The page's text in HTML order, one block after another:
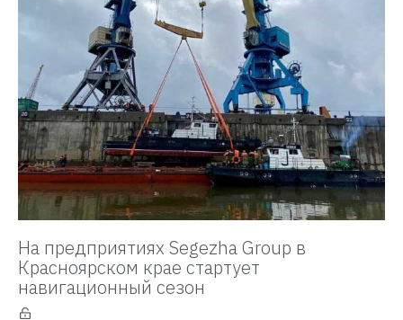
На предприятиях Segezha Group в
Красноярском крае стартует
навигационный сезон